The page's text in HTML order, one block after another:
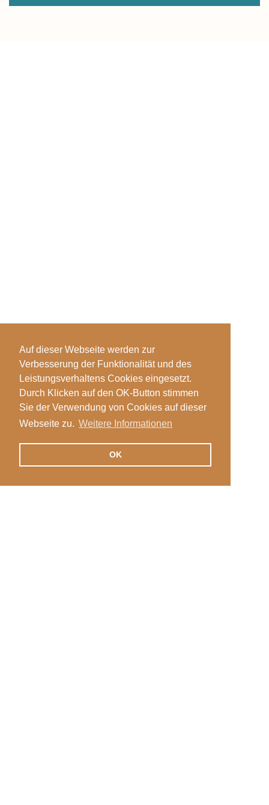
Auf dieser Webseite werden zur
Verbesserung der Funktionalität und des
Leistungsverhaltens Cookies eingesetzt.
Durch Klicken auf den OK-Button stimmen
Sie der Verwendung von Cookies auf dieser
Webseite zu. Weitere Informationen
OK